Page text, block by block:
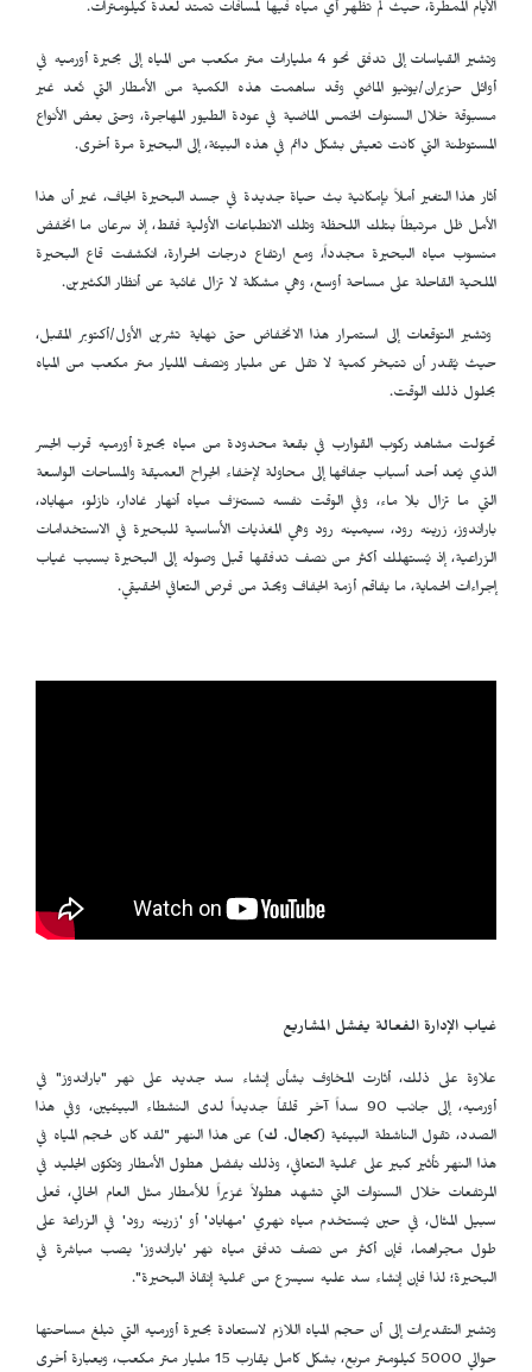
الأيام الممطرة، حيث لم تظهر أي مياه فيها لمسافات تمتد لعدة كيلومترات.
وتشير القياسات إلى تدفق نحو 4 مليارات متر مكعب من المياه إلى بحيرة أورميه في
أوائل حزيران/يونيو الماضي وقد ساهمت هذه الكمية من الأمطار التي تُعد غير
مسبوقة خلال السنوات الخمس الماضية في عودة الطيور المهاجرة، وحتى بعض الأنواع
المستوطنة التي كانت تعيش بشكل دائم في هذه البيئة، إلى البحيرة مرة أخرى.
أثار هذا التغير أملاً بإمكانية بث حياة جديدة في جسد البحيرة الجاف، غير أن هذا
الأمل ظل مرتبطاً بتلك اللحظة وتلك الانطباعات الأولية فقط، إذ سرعان ما انخفض
منسوب مياه البحيرة مجدداً، ومع ارتفاع درجات الحرارة، انكشفت قاع البحيرة
الملحية القاحلة على مساحة أوسع، وهي مشكلة لا تزال غائبة عن أنظار الكثيرين.
وتشير التوقعات إلى استمرار هذا الانخفاض حتى نهاية تشرين الأول/أكتوبر المقبل،
حيث يُقدر أن تتبخر كمية لا تقل عن مليار ونصف المليار متر مكعب من المياه
بحلول ذلك الوقت.
تحوّلت مشاهد ركوب القوارب في بقعة محدودة من مياه بحيرة أورميه قرب الجسر
الذي يُعد أحد أسباب جفافها إلى محاولة لإخفاء الجراح العميقة والمساحات الواسعة
التي ما تزال بلا ماء، وفي الوقت نفسه تستنزف مياه أنهار غادار، نازلو، مهاباد،
باراندوز، زرينه رود، سيمينه رود وهي المغذيات الأساسية للبحيرة في الاستخدامات
الزراعية، إذ يُستهلك أكثر من نصف تدفقها قبل وصوله إلى البحيرة بسبب غياب
إجراءات الحماية، ما يفاقم أزمة الجفاف ويحدّ من فرص التعافي الحقيقي.
غياب الإدارة الفعالة يفشل المشاريع
علاوة على ذلك، أثارت المخاوف بشأن إنشاء سد جديد على نهر "باراندوز" في
أورميه، إلى جانب 90 سداً آخر قلقاً جديداً لدى النشطاء البيئيين، وفي هذا
الصدد، تقول الناشطة البيئية (كجال. ك) عن هذا النهر "لقد كان لحجم المياه في
هذا النهر تأثير كبير على عملية التعافي، وذلك بفضل هطول الأمطار وتكوّن الجليد في
المرتفعات خلال السنوات التي تشهد هطولاً غزيراً للأمطار مثل العام الحالي، فعلى
سبيل المثال، في حين يُستخدم مياه نهري 'مهاباد' أو 'زرينه رود' في الزراعة على
طول مجراهما، فإن أكثر من نصف تدفق مياه نهر 'باراندوز' يصب مباشرة في
البحيرة؛ لذا فإن إنشاء سد عليه سيسرّع من عملية إنقاذ البحيرة".
وتشير التقديرات إلى أن حجم المياه اللازم لاستعادة بحيرة أورميه التي تبلغ مساحتها
حوالي 5000 كيلومتر مربع، بشكل كامل يقارب 15 مليار متر مكعب، وبعبارة أخرى